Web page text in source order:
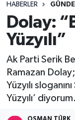
HABERLER
Dolay:
Yüzyılı”
Ak Parti Serik
Ramazan
Yüzyılı
Yüzyılı’